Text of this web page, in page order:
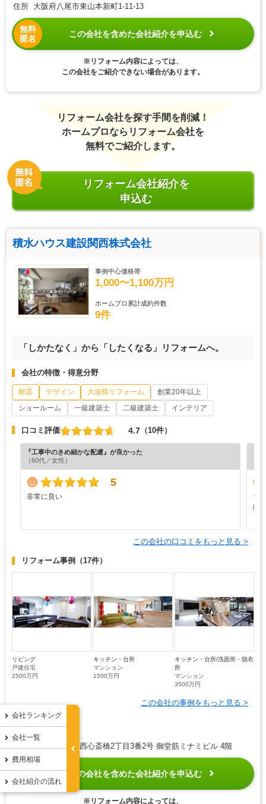
会社ランキング
会社一覧
費用相場
会社紹介の流れ
住所 大阪府八尾市東山本新町1-11-13
無料
匿名
この会社を含めた会社紹介を申込む
※リフォーム内容によっては、
この会社をご紹介できない場合があります。
リフォーム会社を探す手間を削減！
ホームプロならリフォーム会社を
無料でご紹介します。
リフォーム会社紹介を
申込む
積水ハウス建設関西株式会社
事例中心価格帯
1,000〜1,100万円
ホームプロ累計成約件数
9件
「しかたなく」から「したくなる」リフォームへ。
会社の特徴・得意分野
耐震 デザイン 大規模リフォーム
創業20年以上
ショールーム
一級建築士 二級建築士 インテリア
口コミ評価 4.7 （10件）
『工事中のきめ細かな配慮』が良かった
（60代／女性）
5
非常に良い
ち
総
この会社の口コミをもっと見る >
リフォーム事例 （17件）
リビング
戸建住宅
2500万円
キッチン・台所
マンション
1500万円
キッチン・台所/洗面所・脱衣
所
マンション
3500万円
この会社の事例をもっと見る >
会社の概要
住所 大阪市中央区西心斎橋2丁目3番2号 御堂筋ミナミビル 4階
無料
匿名
この会社を含めた会社紹介を申込む
※リフォーム内容によっては、